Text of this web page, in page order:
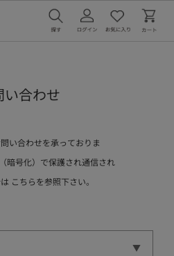
い合わせ
い合わせを承っておりま
暗号化）で保護され通信され
こちらを参照下さい。